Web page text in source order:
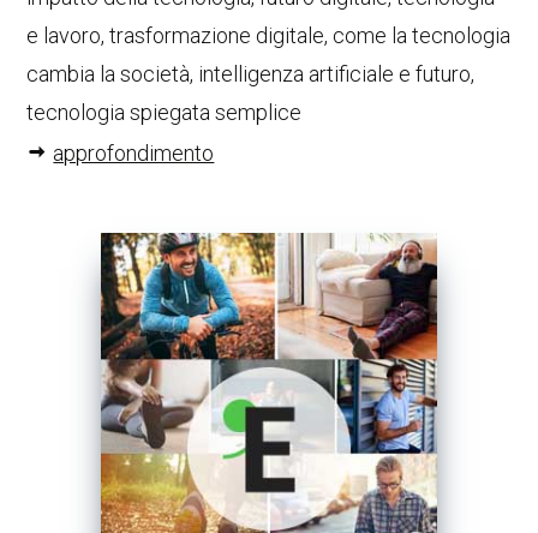
e lavoro, trasformazione digitale, come la tecnologia
cambia la società, intelligenza artificiale e futuro,
tecnologia spiegata semplice
approfondimento